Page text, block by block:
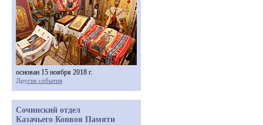
основан 15 ноября 2018 г.
Другие события
Сочинский отдел
Казачьего Конвоя Памяти